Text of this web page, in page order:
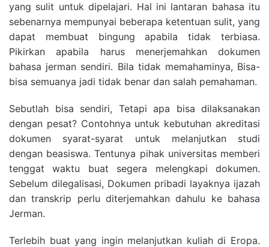
yang sulit untuk dipelajari. Hal ini lantaran bahasa itu
sebenarnya mempunyai beberapa ketentuan sulit, yang
dapat membuat bingung apabila tidak terbiasa.
Pikirkan apabila harus menerjemahkan dokumen
bahasa jerman sendiri. Bila tidak memahaminya, Bisa-
bisa semuanya jadi tidak benar dan salah pemahaman.
Sebutlah bisa sendiri, Tetapi apa bisa dilaksanakan
dengan pesat? Contohnya untuk kebutuhan akreditasi
dokumen syarat-syarat untuk melanjutkan studi
dengan beasiswa. Tentunya pihak universitas memberi
tenggat waktu buat segera melengkapi dokumen.
Sebelum dilegalisasi, Dokumen pribadi layaknya ijazah
dan transkrip perlu diterjemahkan dahulu ke bahasa
Jerman.
Terlebih buat yang ingin melanjutkan kuliah di Eropa.